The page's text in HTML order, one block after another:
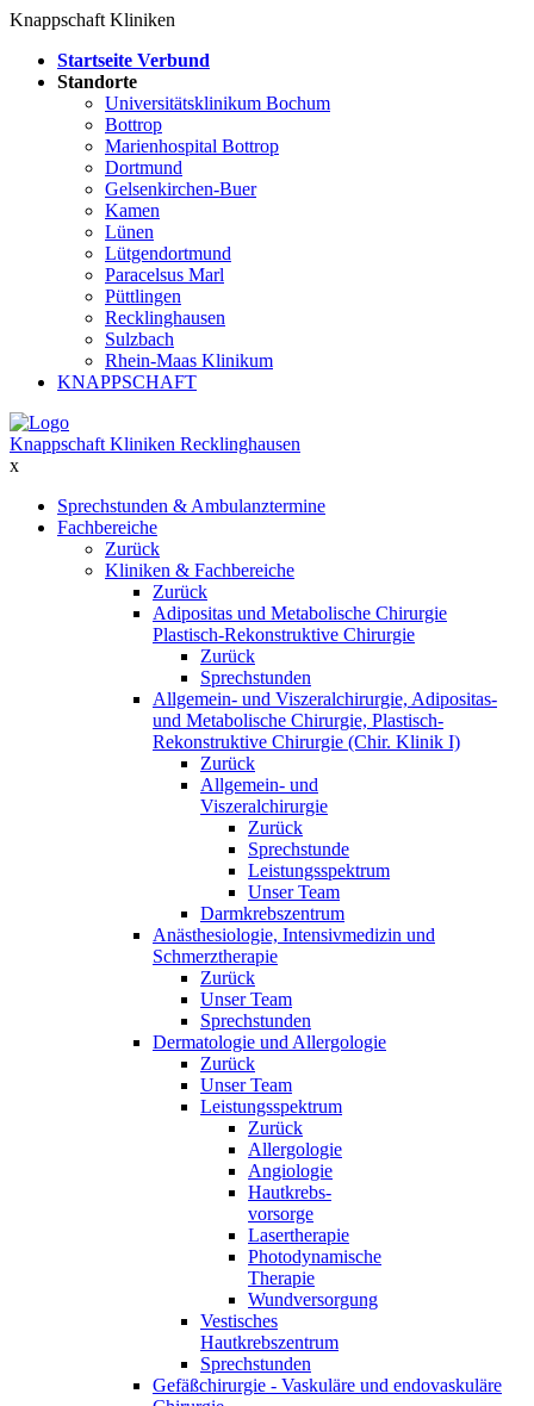
Knappschaft Kliniken
Startseite Verbund
Standorte
Universitätsklinikum Bochum
Bottrop
Marienhospital Bottrop
Dortmund
Gelsenkirchen-Buer
Kamen
Lünen
Lütgendortmund
Paracelsus Marl
Püttlingen
Recklinghausen
Sulzbach
Rhein-Maas Klinikum
KNAPPSCHAFT
Knappschaft Kliniken Recklinghausen
x
Sprechstunden & Ambulanztermine
Fachbereiche
Zurück
Kliniken & Fachbereiche
Zurück
Adipositas und Metabolische Chirurgie
Plastisch-Rekonstruktive Chirurgie
Zurück
Sprechstunden
Allgemein- und Viszeralchirurgie, Adipositas-
und Metabolische Chirurgie, Plastisch-
Rekonstruktive Chirurgie (Chir. Klinik I)
Zurück
Allgemein- und
Viszeralchirurgie
Zurück
Sprechstunde
Leistungsspektrum
Unser Team
Darmkrebszentrum
Anästhesiologie, Intensivmedizin und
Schmerztherapie
Zurück
Unser Team
Sprechstunden
Dermatologie und Allergologie
Zurück
Unser Team
Leistungsspektrum
Zurück
Allergologie
Angiologie
Hautkrebs-
vorsorge
Lasertherapie
Photodynamische
Therapie
Wundversorgung
Vestisches
Hautkrebszentrum
Sprechstunden
Gefäßchirurgie - Vaskuläre und endovaskuläre